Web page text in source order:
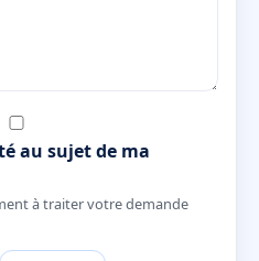
au sujet de ma
à traiter votre demande